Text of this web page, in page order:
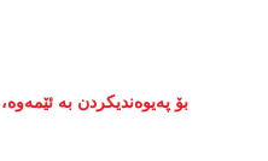
بۆ پەیوەندیکردن بە